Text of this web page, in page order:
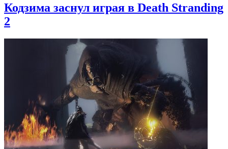
Кодзима заснул играя в Death Stranding
2